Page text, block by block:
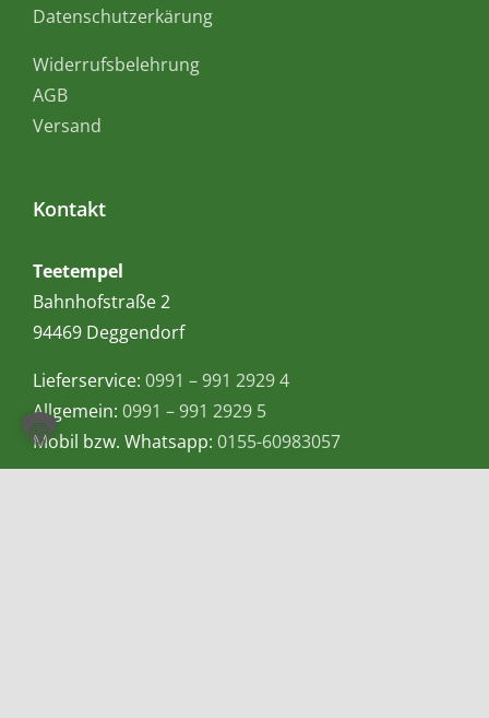
Datenschutzerkärung
Widerrufsbelehrung
AGB
Versand
Kontakt
Teetempel
Bahnhofstraße 2
94469 Deggendorf
Lieferservice: 0991 – 991 2929 4
Allgemein: 0991 – 991 2929 5
Mobil bzw. Whatsapp: 0155-60983057